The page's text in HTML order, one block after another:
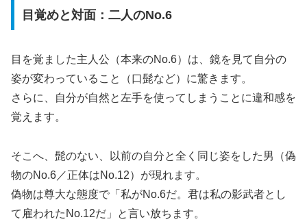
目覚めと対面：二人のNo.6
目を覚ました主人公（本来のNo.6）は、鏡を見て自分の
姿が変わっていること（口髭など）に驚きます。
さらに、自分が自然と左手を使ってしまうことに違和感を
覚えます。
そこへ、髭のない、以前の自分と全く同じ姿をした男（偽
物のNo.6／正体はNo.12）が現れます。
偽物は尊大な態度で「私がNo.6だ。君は私の影武者とし
て雇われたNo.12だ」と言い放ちます。